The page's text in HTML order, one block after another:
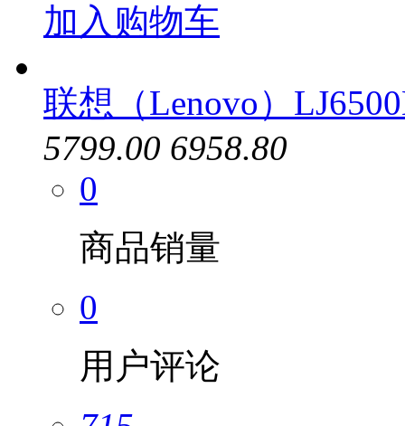
加入购物车
联想（Lenovo）
5799.00 6958.80
0
商品销量
0
用户评论